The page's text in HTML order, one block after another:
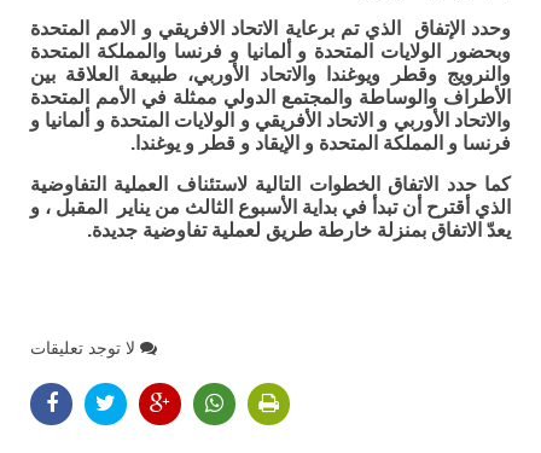
وحدد الإتفاق الذي تم برعاية الاتحاد الافريقي و الامم المتحدة
وبحضور الولايات المتحدة و ألمانيا و فرنسا والمملكة المتحدة
والنرويج وقطر ويوغندا والاتحاد الأوربي، طبيعة العلاقة بين
الأطراف والوساطة والمجتمع الدولي ممثلة في الأمم المتحدة
والاتحاد الأوربي و الاتحاد الأفريقي و الولايات المتحدة و ألمانيا و
فرنسا و المملكة المتحدة و الإيقاد و قطر و يوغندا.
كما حدد الاتفاق الخطوات التالية لاستئناف العملية التفاوضية
الذي أقترح أن تبدأ في بداية الأسبوع الثالث من يناير المقبل ، و
يعدّ الاتفاق بمنزلة خارطة طريق لعملية تفاوضية جديدة.
لا توجد تعليقات